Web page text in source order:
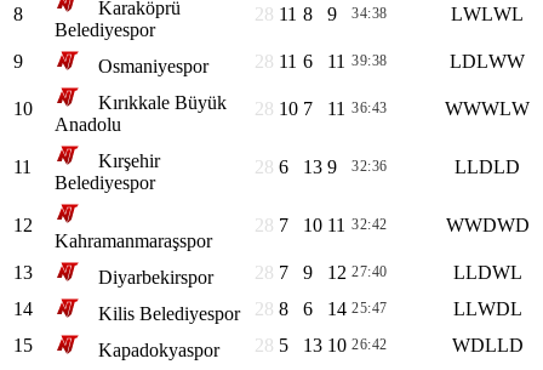
8
Karaköprü
Belediyespor
28 11 8 9 34:38 LWLWL
9 Osmaniyespor 28 11 6 11 39:38 LDLWW
10
Kırıkkale Büyük
Anadolu
28 10 7 11 36:43 WWWLW
11
Kırşehir
Belediyespor
28 6 13 9 32:36 LLDLD
12
Kahramanmaraşspor
28 7 10 11 32:42 WWDWD
13 Diyarbekirspor 28 7 9 12 27:40 LLDWL
14
Kilis Belediyespor 28 8 6 14 25:47 LLWDL
15
Kapadokyaspor 28 5 13 10 26:42 WDLLD